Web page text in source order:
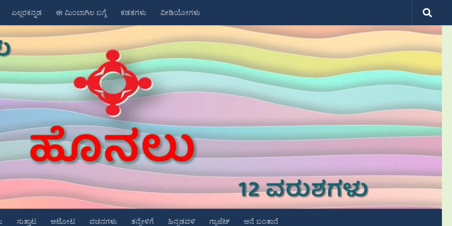
ಎಲ್ಲರಕನ್ನಡ ಈ ಮಿಂಬಾಗಿಲ ಬಗ್ಗೆ ಕಡತಗಳು ವೀಡಿಯೋಗಳು
ಸುತ್ತಾಟ ಆಟೋಟ ವಚನಗಳು ತನ್ನೇಳಿಗೆ ಹಿನ್ನಡವಳಿ ಗ್ಯಾಜೆಟ್ ಆನೆ ಬಂತಾನೆ